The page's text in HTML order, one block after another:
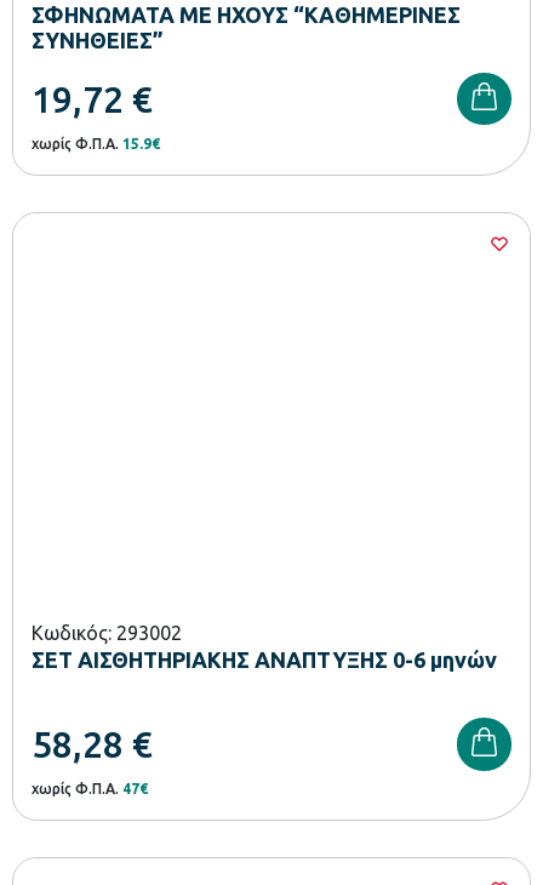
ΣΦΗΝΩΜΑΤΑ ΜΕ ΗΧΟΥΣ “ΚΑΘΗΜΕΡΙΝΕΣ
ΣΥΝΗΘΕΙΕΣ”
19,72 €
χωρίς Φ.Π.Α. 15.9€
Κωδικός: 293002
ΣΕΤ ΑΙΣΘΗΤΗΡΙΑΚΗΣ ΑΝΑΠΤΥΞΗΣ 0-6 μηνών
58,28 €
χωρίς Φ.Π.Α. 47€